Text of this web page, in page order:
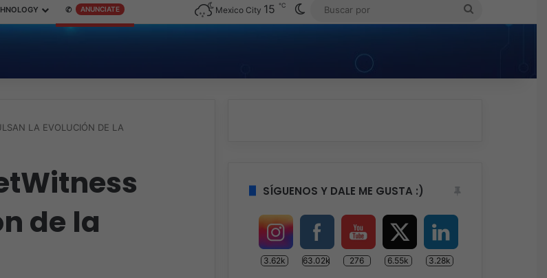
✆ ANUNCIATE Mexico City 15 ℃ Switch skin
BUSCAR
LA EVOLUCIÓN DE LA
de la
SÍGUENOS Y DALE ME GUSTA :)
3.62k 63.02k 276 6.55k 3.28k